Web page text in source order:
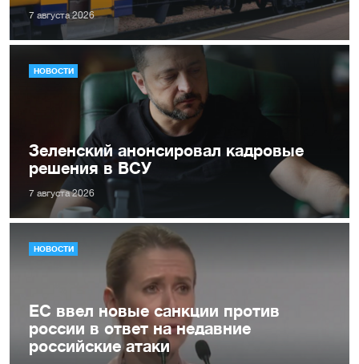
7 августа 2026
НОВОСТИ
Зеленский анонсировал кадровые
решения в ВСУ
7 августа 2026
НОВОСТИ
ЕС ввел новые санкции против
россии в ответ на недавние
российские атаки